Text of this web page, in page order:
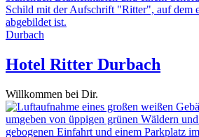
Durbach
Hotel Ritter Durbach
Willkommen bei Dir.